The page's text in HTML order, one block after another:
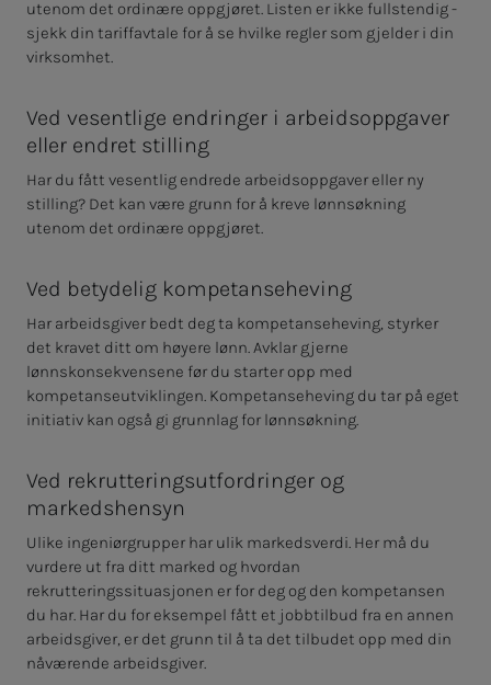
utenom det ordinære oppgjøret. Listen er ikke fullstendig -
sjekk din tariffavtale for å se hvilke regler som gjelder i din
virksomhet.
Ved vesentlige endringer i arbeidsoppgaver
eller endret stilling
Har du fått vesentlig endrede arbeidsoppgaver eller ny
stilling? Det kan være grunn for å kreve lønnsøkning
utenom det ordinære oppgjøret.
Ved betydelig kompetanseheving
Har arbeidsgiver bedt deg ta kompetanseheving, styrker
det kravet ditt om høyere lønn. Avklar gjerne
lønnskonsekvensene før du starter opp med
kompetanseutviklingen. Kompetanseheving du tar på eget
initiativ kan også gi grunnlag for lønnsøkning.
Ved rekrutteringsutfordringer og
markedshensyn
Ulike ingeniørgrupper har ulik markedsverdi. Her må du
vurdere ut fra ditt marked og hvordan
rekrutteringssituasjonen er for deg og den kompetansen
du har. Har du for eksempel fått et jobbtilbud fra en annen
arbeidsgiver, er det grunn til å ta det tilbudet opp med din
nåværende arbeidsgiver.